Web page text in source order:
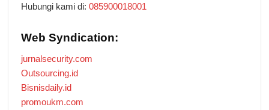
Hubungi kami di: 085900018001
Web Syndication:
jurnalsecurity.com
Outsourcing.id
Bisnisdaily.id
promoukm.com